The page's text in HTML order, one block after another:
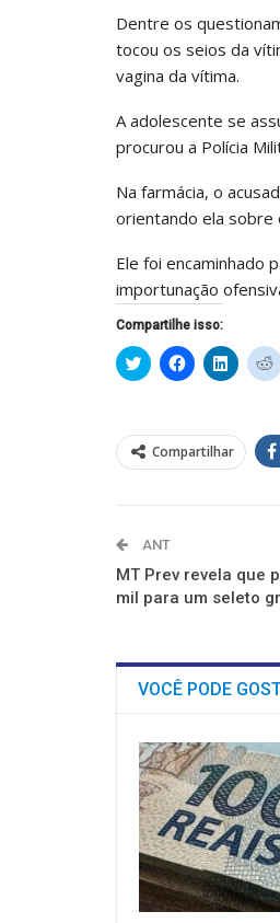
Dentre os
tocou os seios da
vagina da vítima.
A adolescente se
procurou a Polícia
Na farmácia, o
orientando ela sobre
Ele foi encaminhado
importunação
Compartilhe isso:
Clique
para
em
nova
janela)
Clique
para
em
nova
janela)
Clique
para
em
nova
janela)
Compartilhar
ANT
MT Prev revela que
mil para um seleto
VOCÊ PODE